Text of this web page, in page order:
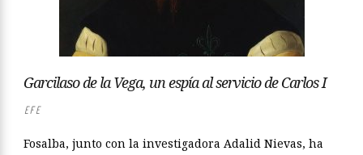
Garcilaso de la Vega, un espía al servicio de Carlos I
EFE
Fosalba, junto con la investigadora Adalid Nievas, ha